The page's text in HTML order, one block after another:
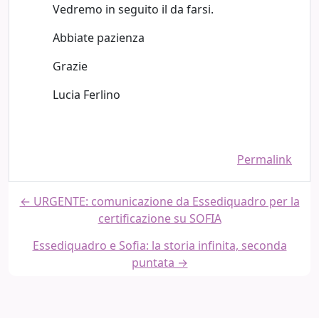
Vedremo in seguito il da farsi.
Abbiate pazienza
Grazie
Lucia Ferlino
Permalink
← URGENTE: comunicazione da Essediquadro per la
certificazione su SOFIA
Essediquadro e Sofia: la storia infinita, seconda
puntata →